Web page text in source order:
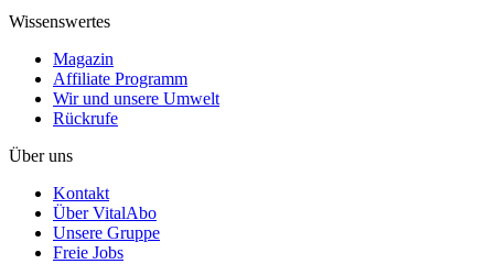
Wissenswertes
Magazin
Affiliate Programm
Wir und unsere Umwelt
Rückrufe
Über uns
Kontakt
Über VitalAbo
Unsere Gruppe
Freie Jobs